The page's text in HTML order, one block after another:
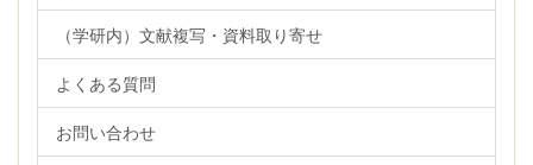
（学研内）文献複写・資料取り寄せ
よくある質問
お問い合わせ